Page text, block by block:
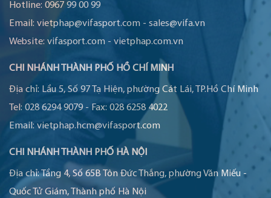
Hotline: 0967 99 00 99
Email: vietphap@vifasport.com - sales@vifa.vn
Website: vifasport.com - vietphap.com.vn
CHI NHÁNH THÀNH PHỐ HỒ CHÍ MINH
Địa chỉ: Lầu 5, Số 97 Tạ Hiện, phường Cát Lái, TP.Hồ Chí Minh
Tel: 028 6294 9079- Fax: 028 6258 4022
Email: vietphap.hcm@vifasport.com
CHI NHÁNH THÀNH PHỐ HÀ NỘI
Địa chỉ:Tầng 4, Số 65B Tôn Đức Thắng, phường Văn Miếu -
Quốc Tử Giám, Thành phố Hà Nội